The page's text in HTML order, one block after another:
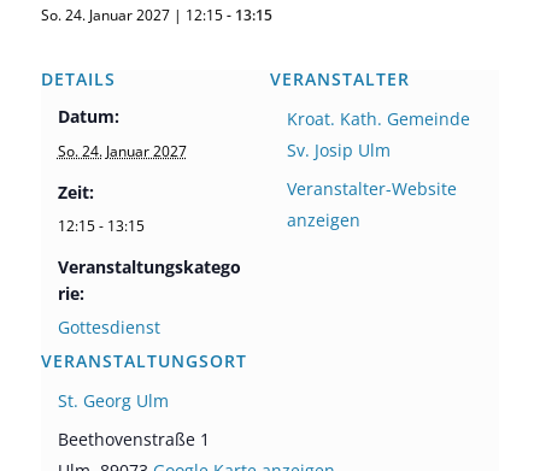
So. 24. Januar 2027 | 12:15- 13:15
DETAILS
Datum:
So. 24. Januar 2027
Zeit:
12:15 - 13:15
Veranstaltungskatego
rie:
Gottesdienst
VERANSTALTUNGSORT
St. Georg Ulm
Beethovenstraße 1
VERANSTALTER
Kroat. Kath. Gemeinde
Sv. Josip Ulm
Veranstalter-Website
anzeigen